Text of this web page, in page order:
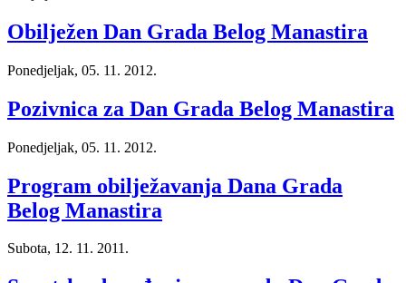
Obilježen Dan Grada Belog Manastira
Ponedjeljak, 05. 11. 2012.
Pozivnica za Dan Grada Belog Manastira
Ponedjeljak, 05. 11. 2012.
Program obilježavanja Dana Grada
Belog Manastira
Subota, 12. 11. 2011.